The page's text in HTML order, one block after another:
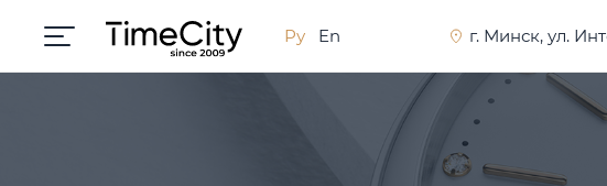
Ру En г. Минск, ул.